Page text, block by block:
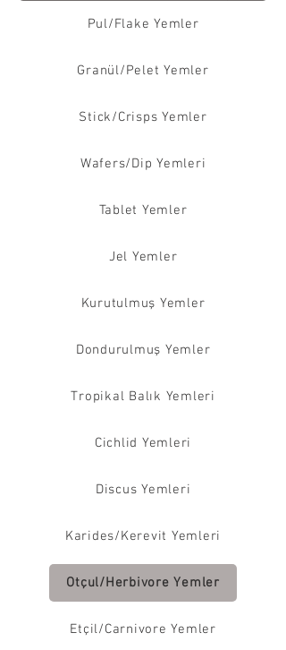
Pul/Flake Yemler
Granül/Pelet Yemler
Stick/Crisps Yemler
Wafers/Dip Yemleri
Tablet Yemler
Jel Yemler
Kurutulmuş Yemler
Dondurulmuş Yemler
Tropikal Balık Yemleri
Cichlid Yemleri
Discus Yemleri
Karides/Kerevit Yemleri
Otçul/Herbivore Yemler
Etçil/Carnivore Yemler